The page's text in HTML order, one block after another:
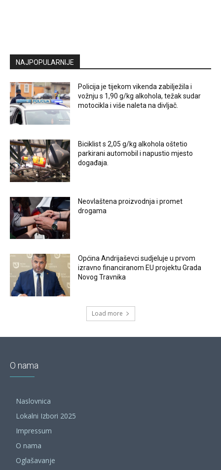
NAJPOPULARNIJE
Policija je tijekom vikenda zabilježila i
vožnju s 1,90 g/kg alkohola, težak sudar
motocikla i više naleta na divljač.
Biciklist s 2,05 g/kg alkohola oštetio
parkirani automobil i napustio mjesto
događaja.
Neovlaštena proizvodnja i promet
drogama
Općina Andrijaševci sudjeluje u prvom
izravno financiranom EU projektu Grada
Novog Travnika
Load more
O nama
Naslovnica
Lokalni Izbori 2025
Impressum
O nama
Oglašavanje